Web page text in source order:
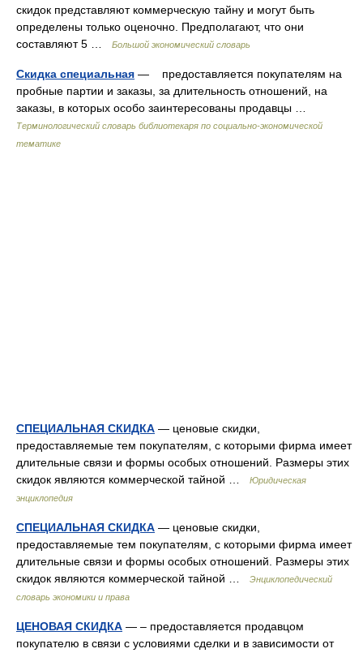
скидок представляют коммерческую тайну и могут быть
определены только оценочно. Предполагают, что они
составляют 5 …
Большой экономический словарь
Скидка специальная — предоставляется покупателям на
пробные партии и заказы, за длительность отношений, на
заказы, в которых особо заинтересованы продавцы …
Терминологический словарь библиотекаря по социально-экономической
тематике
СПЕЦИАЛЬНАЯ СКИДКА — ценовые скидки,
предоставляемые тем покупателям, с которыми фирма имеет
длительные связи и формы особых отношений. Размеры этих
скидок являются коммерческой тайной …
Юридическая
энциклопедия
СПЕЦИАЛЬНАЯ СКИДКА — ценовые скидки,
предоставляемые тем покупателям, с которыми фирма имеет
длительные связи и формы особых отношений. Размеры этих
скидок являются коммерческой тайной …
Энциклопедический
словарь экономики и права
ЦЕНОВАЯ СКИДКА — – предоставляется продавцом
покупателю в связи с условиями сделки и в зависимости от